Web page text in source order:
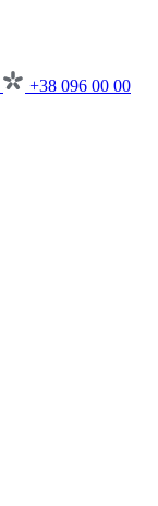
+38 096 00 00